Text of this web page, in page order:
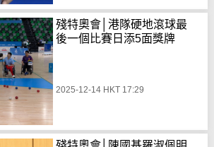
殘特奧會│港隊硬地滾球最
後一個比賽日添5面獎牌
2025-12-14 HKT 17:29